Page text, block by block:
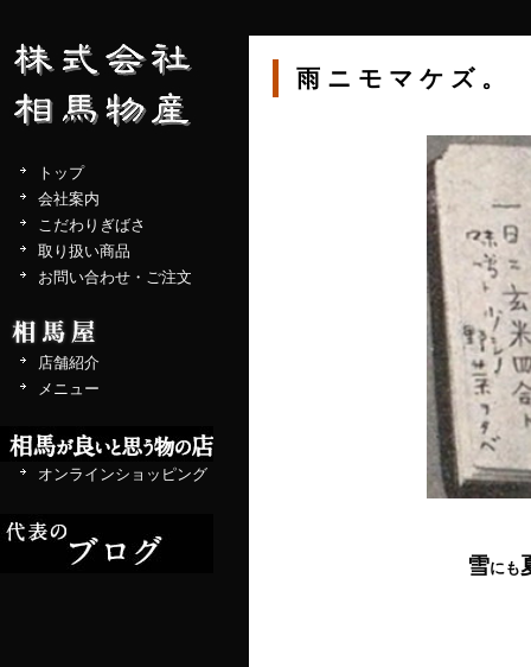
トップ
会社案内
こだわりぎばさ
取り扱い商品
お問い合わせ・ご注文
店舗紹介
メニュー
オンラインショッピング
雨ニモマケズ。
雪にも